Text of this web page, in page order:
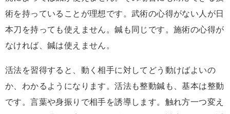
術を持っていることが理想です。武術の心得がない人が日
本刀を持っても使えません。鍼も同じです。施術の心得が
なければ、鍼は使えません。
活法を習得すると、動く相手に対してどう動けばよいの
か、わかるようになります。活法も整動鍼も、基本は整動
です。言葉や身振りで相手を誘導します。触れ方一つ変え